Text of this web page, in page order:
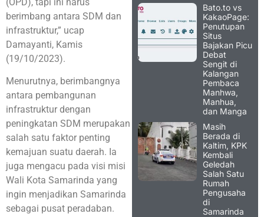
berimbang antara SDM dan
infrastruktur,” ucap
Damayanti, Kamis
(19/10/2023).
Menurutnya, berimbangnya
antara pembangunan
infrastruktur dengan
peningkatan SDM merupakan
salah satu faktor penting
kemajuan suatu daerah. Ia
juga mengacu pada visi misi
Wali Kota Samarinda yang
ingin menjadikan Samarinda
sebagai pusat peradaban.
Bato.to vs
KakaoPage:
Penutupan
Situs
Bajakan Picu
Debat
Sengit di
Kalangan
Pembaca
Manhwa,
Manhua,
dan Manga
Masih
Berada di
Kaltim, KPK
Kembali
Geledah
Salah Satu
Rumah
Pengusaha
di
Samarinda